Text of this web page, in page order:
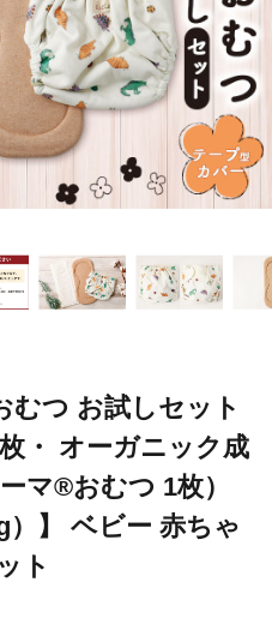
むつ お試しセット
・ オーガニック成
マ®おむつ 1枚）
）】 ベビー 赤ちゃ
ト